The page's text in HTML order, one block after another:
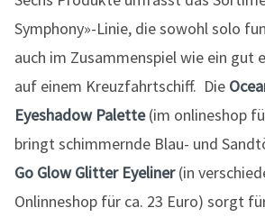
Symphony»-Linie, die sowohl solo
auch im Zusammenspiel wie ein gut
auf einem Kreuzfahrtschiff. Die
Eyeshadow Palette(im onlineshop
bringt schimmernde Blau- und
Go Glow Glitter Eyeliner(in
Onlinneshop für ca. 23 Euro) sorgt